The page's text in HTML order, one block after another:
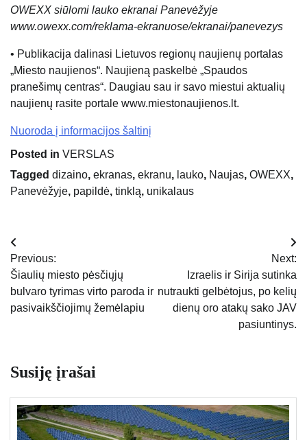
OWEXX siūlomi lauko ekranai Panevėžyje
www.owexx.com/reklama-ekranuose/ekranai/panevezys
• Publikacija dalinasi Lietuvos regionų naujienų portalas
„Miesto naujienos“. Naujieną paskelbė „Spaudos
pranešimų centras“. Daugiau sau ir savo miestui aktualių
naujienų rasite portale www.miestonaujienos.lt.
Nuoroda į informacijos šaltinį
Posted in VERSLAS
Tagged dizaino, ekranas, ekranu, lauko, Naujas, OWEXX,
Panevėžyje, papildė, tinklą, unikalaus
Navigacija
tarp
įrašų
Previous:
Šiaulių miesto pėsčiųjų
bulvaro tyrimas virto paroda ir
pasivaikščiojimų žemėlapiu
Next:
Izraelis ir Sirija sutinka
nutraukti gelbėtojus, po kelių
dienų oro atakų sako JAV
pasiuntinys.
Susiję įrašai